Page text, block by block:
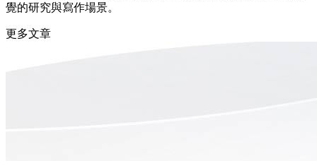
覺的研究與寫作場景。
更多文章